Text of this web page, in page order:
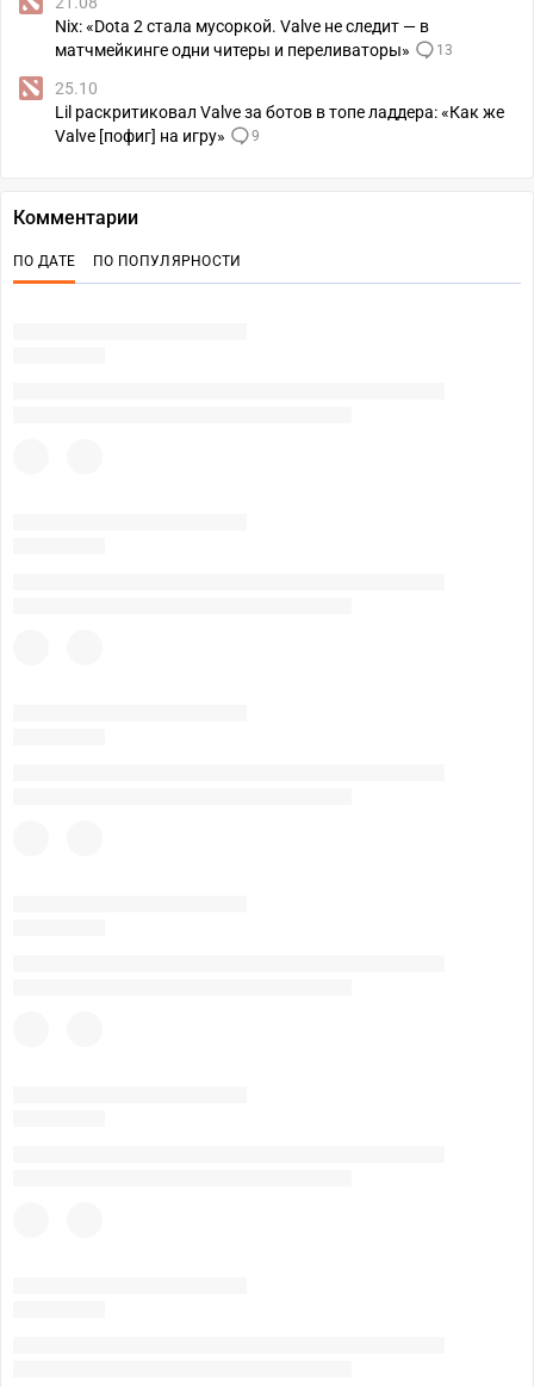
Nix: «Dota 2 стала мусоркой. Valve не следит — в
матчмейкинге одни читеры и переливаторы»
13
25.10
Lil раскритиковал Valve за ботов в топе ладдера: «Как же
Valve [пофиг] на игру»
9
Комментарии
ПО ДАТЕ ПО ПОПУЛЯРНОСТИ